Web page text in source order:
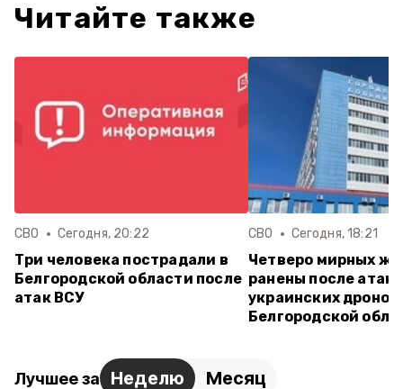
Читайте также
СВО Сегодня, 20:22
Три человека пострадали в
Белгородской области после
атак ВСУ
СВО Сегодня, 18:21
Четверо мирных
ранены после атак
украинских дронов
Белгородской
Лучшее за Неделю Месяц